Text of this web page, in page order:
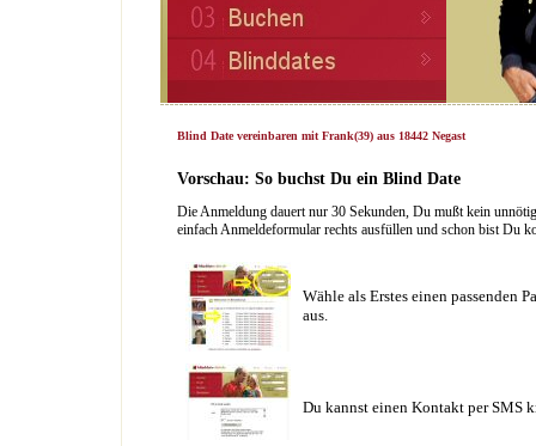
Blind Date vereinbaren mit Frank(39) aus 18442 Negast
Vorschau: So buchst Du ein Blind Date
Die Anmeldung dauert nur 30 Sekunden, Du mußt kein
einfach Anmeldeformular rechts ausfüllen und schon bist Du
Wähle als Erstes einen passenden
aus.
Du kannst einen Kontakt per SMS